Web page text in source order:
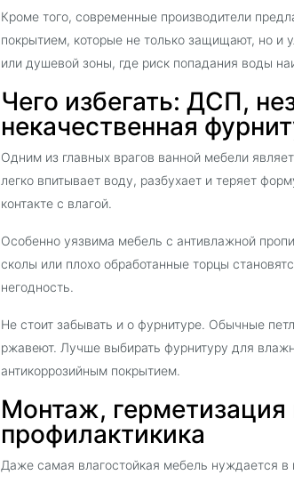
Кроме того, современные производители
покрытием, которые не только защищают, но
или душевой зоны, где риск попадания воды
Чего избегать: ДСП,
некачественная
Одним из главных врагов ванной мебели
легко впитывает воду, разбухает и теряет
контакте с влагой.
Особенно уязвима мебель с антивлажной
сколы или плохо обработанные торцы
негодность.
Не стоит забывать и о фурнитуре. Обычные
ржавеют. Лучше выбирать фурнитуру для
антикоррозийным покрытием.
Монтаж, герметизация
профилактикика
Даже самая влагостойкая мебель нуждается